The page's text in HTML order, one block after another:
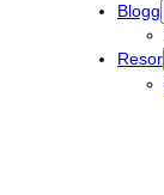
Blogg
Resor